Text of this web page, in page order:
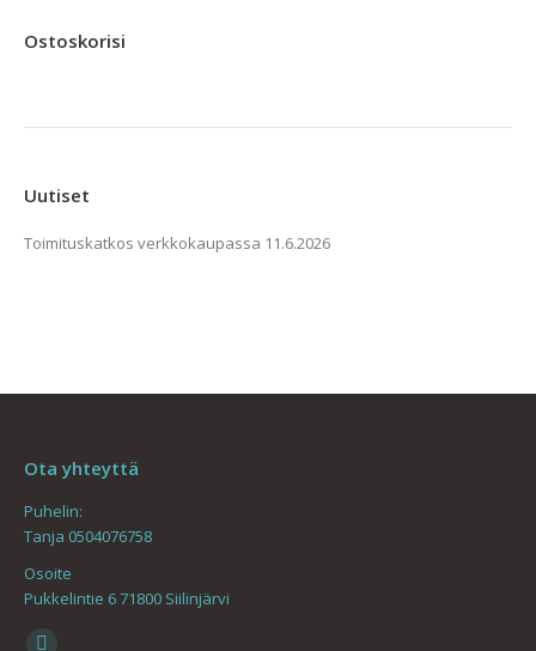
Ostoskorisi
Uutiset
Toimituskatkos verkkokaupassa 11.6.2026
Ota yhteyttä
Puhelin:
Tanja 0504076758
Osoite
Pukkelintie 6 71800 Siilinjärvi
Find us on: